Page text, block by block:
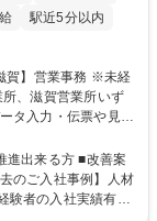
駅近5分以内
タ入力・伝票や見積
事務業務や業務改
ムがきちんと構築さ
環境です。また、
進出来る方 ■改善案
のご入社事例】人材
験者の入社実績有